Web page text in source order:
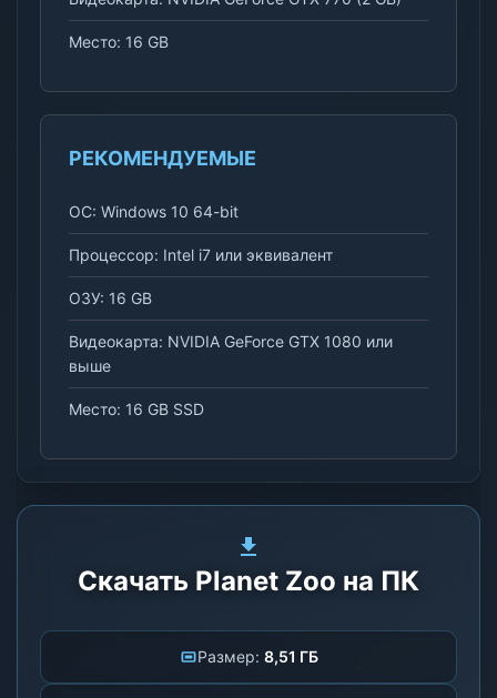
Место: 16 GB
РЕКОМЕНДУЕМЫЕ
ОС: Windows 10 64-bit
Процессор: Intel i7 или эквивалент
ОЗУ: 16 GB
Видеокарта: NVIDIA GeForce GTX 1080 или
выше
Место: 16 GB SSD
Скачать Planet Zoo на ПК
Размер: 8,51 ГБ